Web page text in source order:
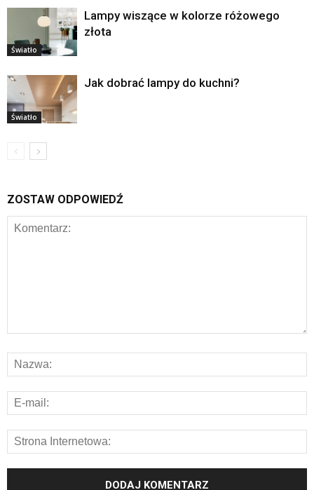
Światło
Lampy wiszące w kolorze różowego
złota
Światło
Jak dobrać lampy do kuchni?
ZOSTAW ODPOWIEDŹ